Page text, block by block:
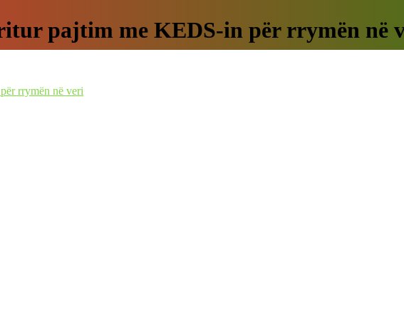
pajtim me KEDS-in për rrymën në